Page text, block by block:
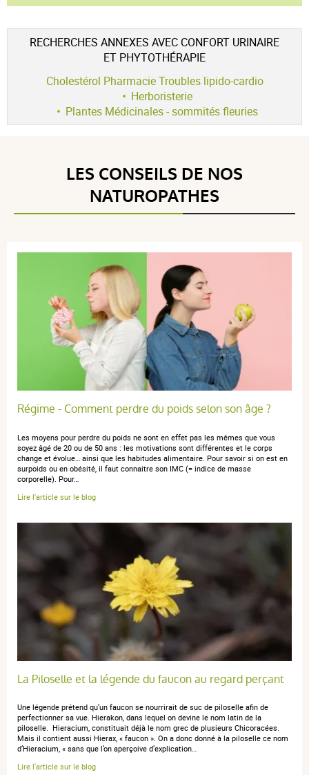
produit contient : piloselle
RECHERCHES ANNEXES AVEC CONFORT URINAIRE
ET PHYTOTHÉRAPIE
Cholestérol Pharmacie Troubles lipido-cardio
Herboristerie
Plantes Médicinales - sommités fleuries
LES CONSEILS DE NOS
NATUROPATHES
Régime - Comment perdre du poids selon son âge ?
Les moyens pour perdre du poids ne sont en effet pas les mêmes que vous
soyez âgé de 20 ou de 50 ans : les motivations sont différentes et le corps
change et évolue… ainsi que les habitudes alimentaire. Pour savoir si on est en
surpoids ou en obésité, il faut connaitre son IMC (= indice de masse
corporelle). Pour…
Lire l'article sur le blog
La Piloselle et la légende du faucon au regard perçant
Une légende prétend qu’un faucon se nourrirait de suc de piloselle afin de
perfectionner sa vue. Hierakon, dans lequel on devine le nom latin de la
piloselle. Hieracium, constituait déjà le nom grec de plusieurs Chicoracées.
Mais il contient aussi Hierax, « faucon ». On a donc donné à la piloselle ce nom
d’Hieracium, « sans que l’on aperçoive d’explication…
Lire l'article sur le blog